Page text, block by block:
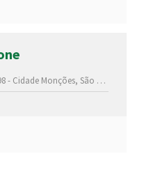
- Cidade Monções, São Paulo-